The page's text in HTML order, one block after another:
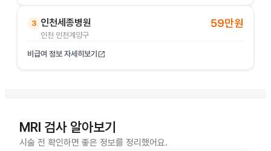
3 인천세종병원
인천 인천계양구
59만원
비급여 정보 자세히보기 open_in_new
MRI 검사 알아보기
시술 전 확인하면 좋은 정보를 정리했어요.